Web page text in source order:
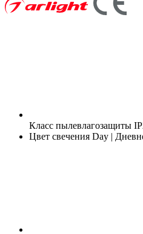
Класс пылевлагозащиты
Цвет свечения Day |